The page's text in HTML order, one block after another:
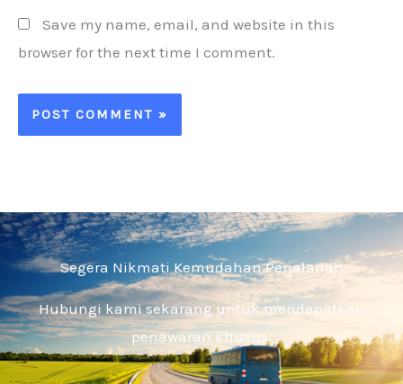
Save my name, email, and website in this
browser for the next time I comment.
Segera Nikmati Kemudahan Perjalanan
Hubungi kami sekarang untuk mendapatkan
penawaran khusus